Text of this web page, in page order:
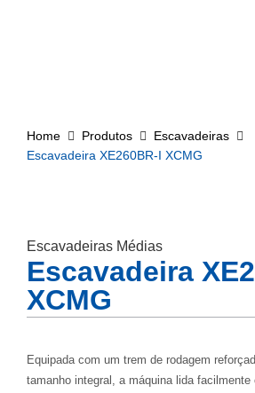
Home Produtos
Escavadeiras
Escavadeira XE260BR-I XCMG
Escavadeiras Médias
Escavadeira
XCMG
Equipada com um trem de rodagem
tamanho integral, a máquina lida facilmente